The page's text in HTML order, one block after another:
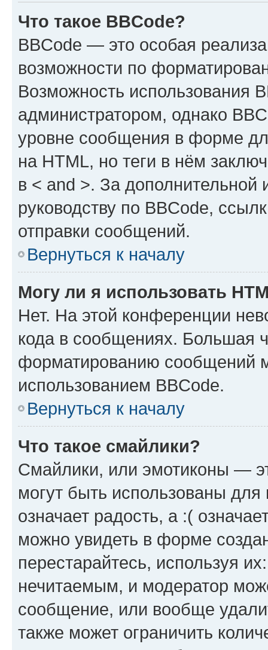
Что такое BBCode?
BBCode — это особая
возможности по
Возможность использования
администратором, однако
уровне сообщения в форме
на HTML, но теги в нём
в < and >. За
руководству по BBCode,
отправки сообщений.
Вернуться к началу
Могу ли я использовать
Нет. На этой конференции
кода в сообщениях. Большая
форматированию сообщений
использованием BBCode.
Вернуться к началу
Что такое смайлики?
Смайлики, или эмотиконы —
могут быть использованы
означает радость, а :(
можно увидеть в форме
перестарайтесь, используя
нечитаемым, и модератор
сообщение, или вообще
также может ограничить